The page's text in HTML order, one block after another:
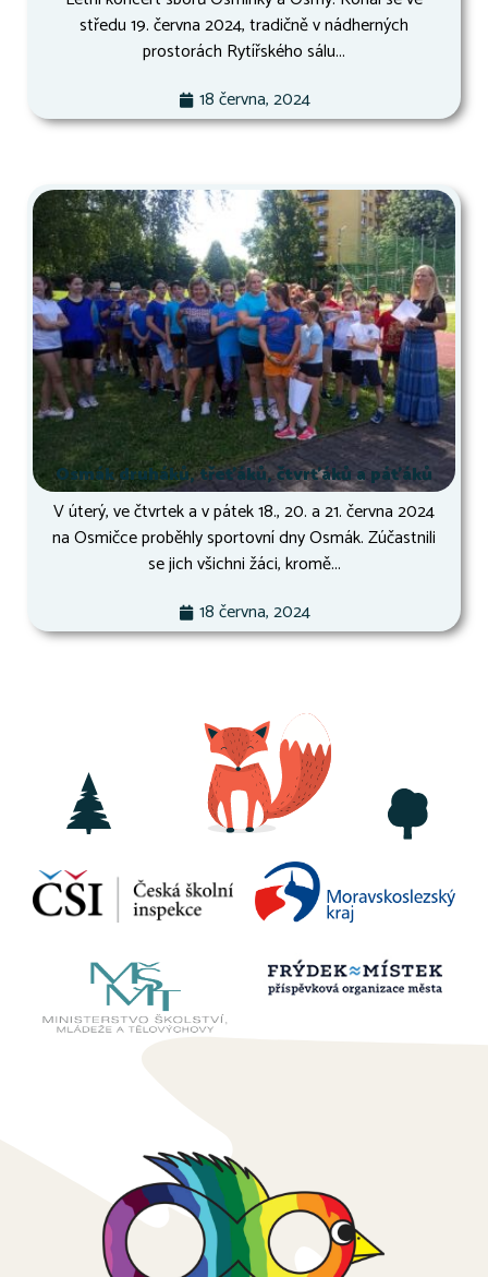
středu 19. června 2024, tradičně v nádherných
prostorách Rytířského sálu...
18 června, 2024
Osmák druháků, třeťáků, čtvrťáků a páťáků
V úterý, ve čtvrtek a v pátek 18., 20. a 21. června 2024
na Osmičce proběhly sportovní dny Osmák. Zúčastnili
se jich všichni žáci, kromě...
18 června, 2024